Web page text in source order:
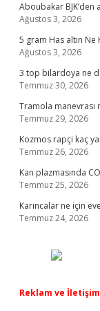
Aboubakar BJK’den
Ağustos 3, 2026
5 gram Has altın Ne
Ağustos 3, 2026
3 top bilardoya ne
Temmuz 30, 2026
Tramola manevrası
Temmuz 29, 2026
Kozmos rapçi kaç
Temmuz 26, 2026
Kan plazmasında
Temmuz 25, 2026
Karıncalar ne için
Temmuz 24, 2026
Reklam ve